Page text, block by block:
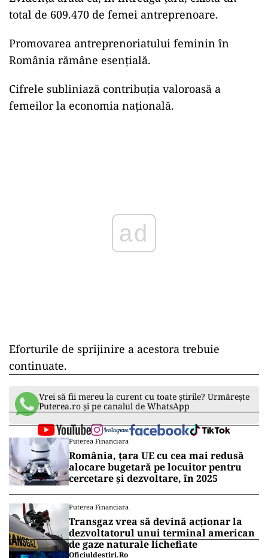
total de 609.470 de femei antreprenoare.
Promovarea antreprenoriatului feminin în
România rămâne esențială.
Cifrele subliniază contribuția valoroasă a
femeilor la economia națională.
ad
Eforturile de sprijinire a acestora trebuie
continuate.
Vrei să fii mereu la curent cu toate știrile? Urmărește
Puterea.ro și pe canalul de WhatsApp
Puterea Financiara
România, țara UE cu cea mai redusă
alocare bugetară pe locuitor pentru
cercetare și dezvoltare, în 2025
Puterea Financiara
Transgaz vrea să devină acționar la
dezvoltatorul unui terminal american
de gaze naturale lichefiate
Oficiuldestiri.ro